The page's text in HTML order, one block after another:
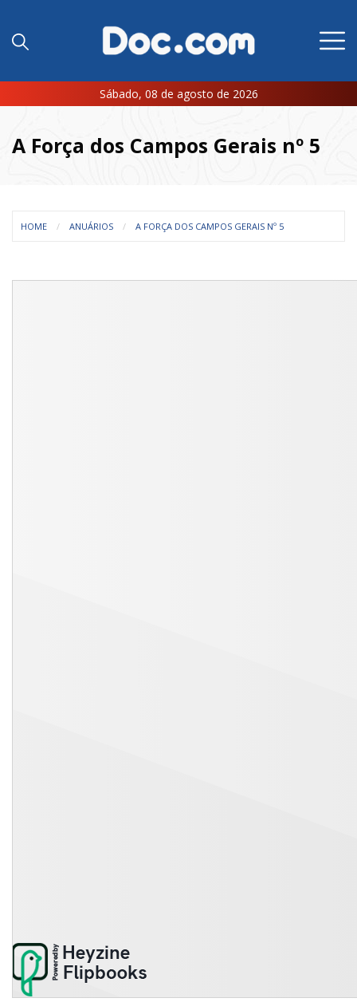
Sábado, 08 de agosto de 2026
A Força dos Campos Gerais nº 5
HOME ANUÁRIOS A FORÇA DOS CAMPOS GERAIS Nº 5